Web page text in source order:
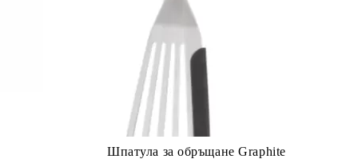
Шпатула за обръщане Graphite